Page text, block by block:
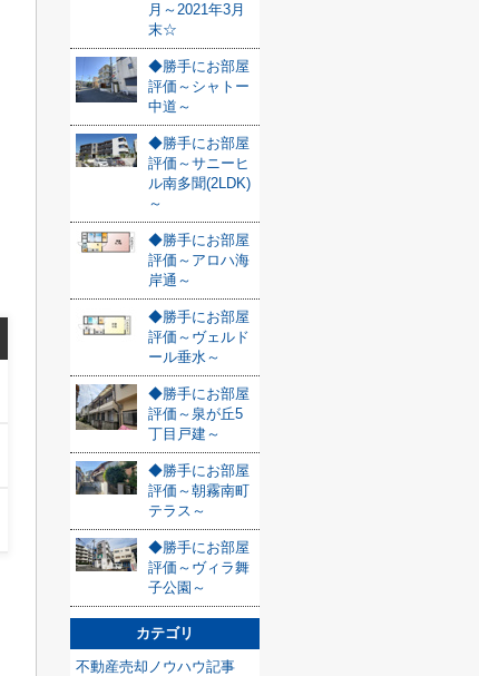
月～2021年3月
末☆
◆勝手にお部屋
評価～シャトー
中道～
◆勝手にお部屋
評価～サニーヒ
ル南多聞(2LDK)
～
◆勝手にお部屋
評価～アロハ海
岸通～
◆勝手にお部屋
評価～ヴェルド
ール垂水～
◆勝手にお部屋
評価～泉が丘5
丁目戸建～
◆勝手にお部屋
評価～朝霧南町
テラス～
◆勝手にお部屋
評価～ヴィラ舞
子公園～
カテゴリ
不動産売却ノウハウ記事